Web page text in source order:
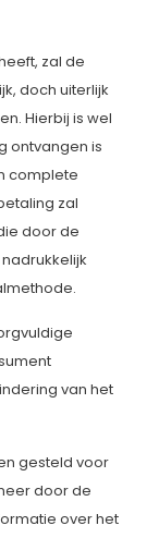
zal de
doch uiterlijk
Hierbij is wel
ontvangen is
complete
zal
door de
van het
gesteld voor
door de
over het